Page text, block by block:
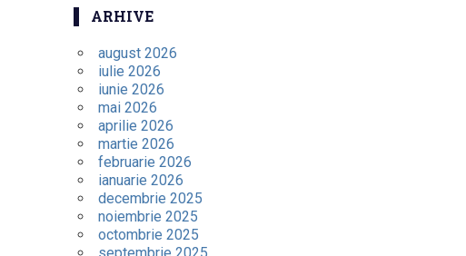
ARHIVE
august 2026
iulie 2026
iunie 2026
mai 2026
aprilie 2026
martie 2026
februarie 2026
ianuarie 2026
decembrie 2025
noiembrie 2025
octombrie 2025